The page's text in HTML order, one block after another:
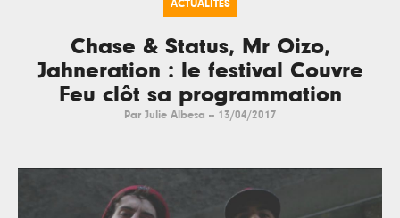
ACTUALITÉS
Chase & Status, Mr Oizo,
Jahneration : le festival Couvre
Feu clôt sa programmation
Par Julie Albesa -- 13/04/2017